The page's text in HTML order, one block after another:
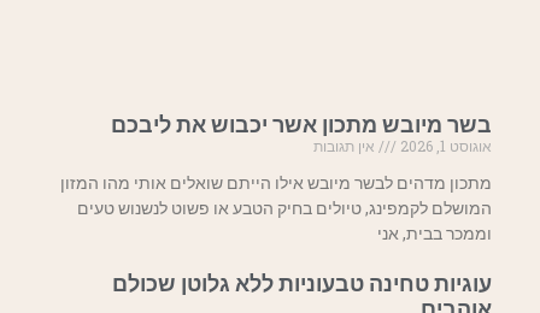
בשר מיובש מתכון אשר יכבוש את ליבכם
אוגוסט 1, 2026
אין תגובות
מתכון מדהים לבשר מיובש אילו הייתם שואלים אותי מהו המזון
המושלם לקמפינג, טיולים בחיק הטבע או פשוט לנשנוש טעים
וממכר בבית, אני
עוגיות טחינה טבעוניות ללא גלוטן שכולם